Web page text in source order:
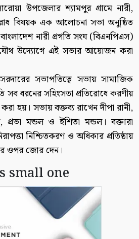
উপজেলার শ্যামপুর গ্রামে নারী,
বিষয়ক এক আলোচনা সভা অনুষ্ঠিত
নারী প্রগতি সংঘ (বিএনপিএস)
উদ্যোগে এই সভার আয়োজন করা
সভাপতিত্বে সভায় সামাজিক
সব ধরনের সহিংসতা প্রতিরোধে করণীয়
হয়। সভায় বক্তব্য রাখেন দীপা রানী,
প্রভা মন্ডল ও ইশিতা মন্ডল। বক্তারা
নিশ্চিতকরণ ও অধিকার প্রতিষ্ঠায়
ওপর জোর দেন।
small one